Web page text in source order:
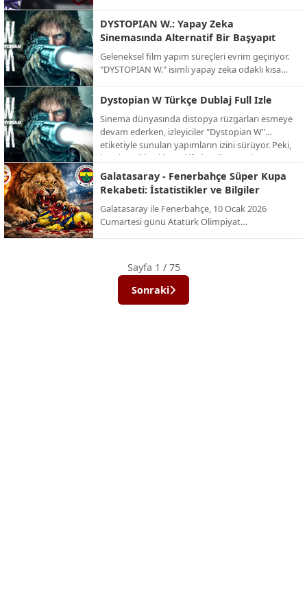
Fenerbahçe’den kaleci İrfan Can Eğribayat ve
ikas Eyüpspor’dan orta saha oyuncusu Yalçın
Kayan ile prensip anlaşmasına varıldığını
duyurdu.
DYSTOPIAN W.: Yapay Zeka
Sinemasında Alternatif Bir Başyapıt
Geleneksel film yapım süreçleri evrim geçiriyor.
"DYSTOPIAN W." isimli yapay zeka odaklı kısa
ve büyüleyici bir gelecek tasviri sunuyor. İşte AI
teknolojisinin sınırlarını zorlayan bu alternatif
projenin detayları.
Dystopian W Türkçe Dublaj Full Izle
Sinema dünyasında distopya rüzgarları esmeye
devam ederken, izleyiciler "Dystopian W"
etiketiyle sunulan yapımların izini sürüyor. Peki,
bu gizemli başlık neyi ifade ediyor ve bu türün
en dikkat çeken örnekleri neler? İşte distopik
evrenlerin kapısını aralayan kapsamlı bir bakış.
Galatasaray - Fenerbahçe Süper Kupa
Rekabeti: İstatistikler ve Bilgiler
Galatasaray ile Fenerbahçe, 10 Ocak 2026
Cumartesi günü Atatürk Olimpiyat
bu dev rekabetin Süper Kupa (ve eski adıyla
Cumhurbaşkanlığı Kupası) tarihindeki
istatistikleri ve önemli bilgileri:
Sayfa 1 / 75
Sonraki